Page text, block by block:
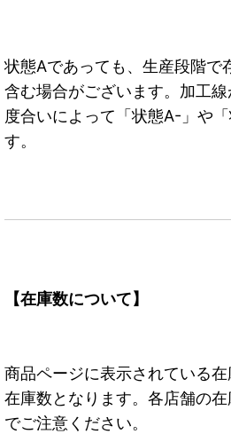
状態Aであっても、生産段階で
含む場合がございます。加工
度合いによって「状態A-」や
す。
【在庫数について】
商品ページに表示されている
在庫数となります。各店舗の
でご注意ください。